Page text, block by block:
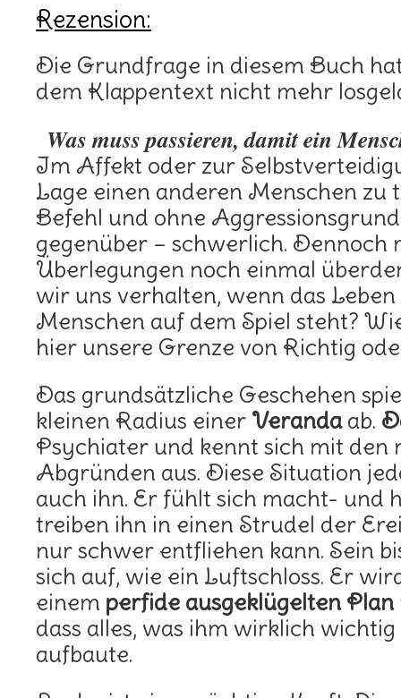
Rezension:
Die Grundfrage in diesem Buch
dem Klappentext nicht mehr
Was muss passieren, damit ein
Im Affekt oder zur
Lage einen anderen Menschen zu
Befehl und ohne
gegenüber – schwerlich. Dennoch
Überlegungen noch einmal
wir uns verhalten, wenn das
Menschen auf dem Spiel steht?
hier unsere Grenze von Richtig
Das grundsätzliche Geschehen
kleinen Radius einer Verandaab.
Psychiater und kennt sich mit den
Abgründen aus. Diese Situation
auch ihn. Er fühlt sich macht- und
treiben ihn in einen Strudel der
nur schwer entfliehen kann. Sein
sich auf, wie ein Luftschloss. Er
einem perfide ausgeklügelten Plan
dass alles, was ihm wirklich
aufbaute.